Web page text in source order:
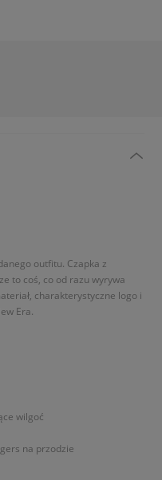
outfitu. Czapka z
to coś, co od razu wyrywa
charakterystyczne logo i
Era.
wilgoć
na przodzie